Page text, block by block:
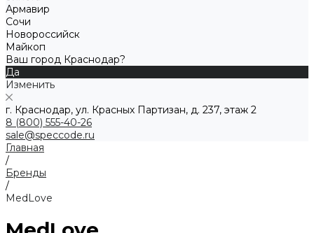
Армавир
Сочи
Новороссийск
Майкоп
Ваш город Краснодар?
Да
Изменить
г. Краснодар, ул. Красных Партизан, д. 237, этаж 2
8 (800) 555-40-26
sale@speccode.ru
Главная
/
Бренды
/
MedLove